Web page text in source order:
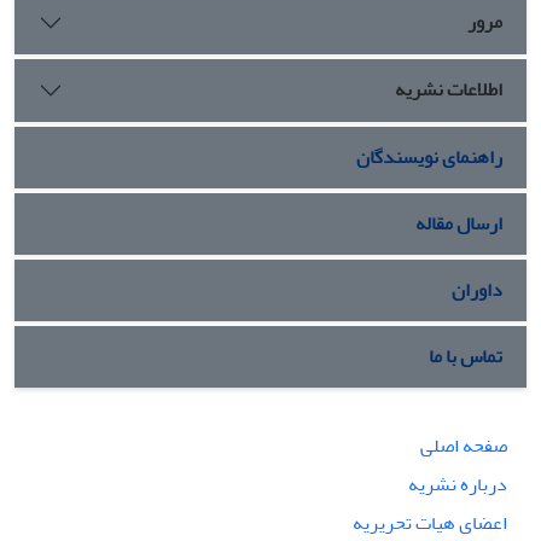
مرور
اطلاعات نشریه
راهنمای نویسندگان
ارسال مقاله
داوران
تماس با ما
صفحه اصلی
درباره نشریه
اعضای هیات تحریریه